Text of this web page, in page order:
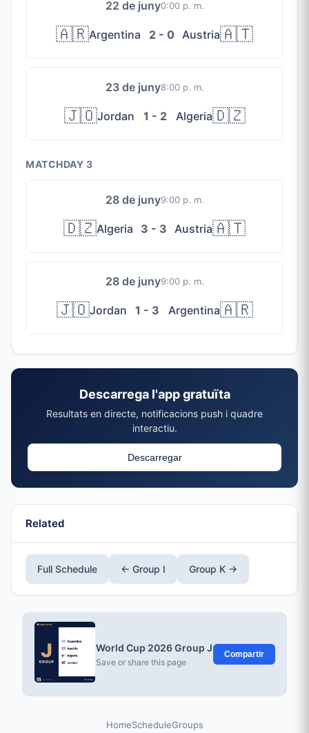
22 de juny0:00 p. m.
🇦🇷Argentina 2 - 0 Austria🇦🇹
23 de juny8:00 p. m.
🇯🇴Jordan 1 - 2 Algeria🇩🇿
MATCHDAY 3
28 de juny9:00 p. m.
🇩🇿Algeria 3 - 3 Austria🇦🇹
28 de juny9:00 p. m.
🇯🇴Jordan 1 - 3 Argentina🇦🇷
Descarrega l'app gratuïta
Resultats en directe, notificacions push i quadre
interactiu.
Descarregar
Related
Full Schedule ← Group I Group K →
World Cup 2026 Group J
Save or share this page
Compartir
HomeScheduleGroups